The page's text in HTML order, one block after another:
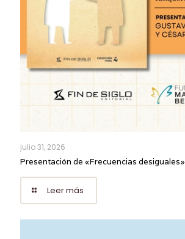
julio 31, 2026
Presentación de «Frecuencias desiguales»
Leer más